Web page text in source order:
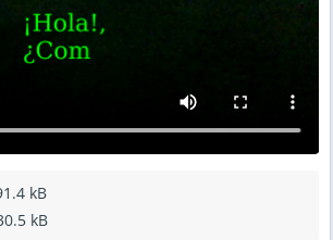
kB
kB